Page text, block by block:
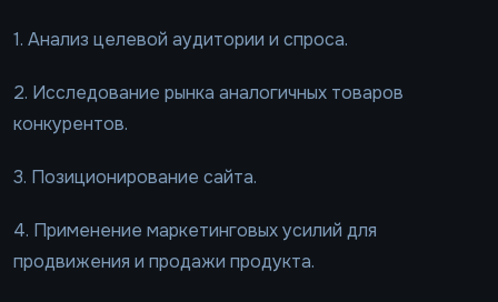
1. Анализ целевой аудитории и спроса.
2. Исследование рынка аналогичных товаров
конкурентов.
3. Позиционирование сайта.
4. Применение маркетинговых усилий для
продвижения и продажи продукта.